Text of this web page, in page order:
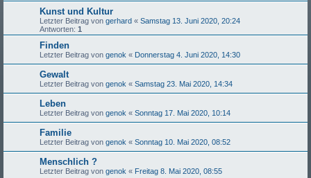
Kunst und Kultur
Letzter Beitrag von gerhard « Samstag 13. Juni 2020, 20:24
Antworten: 1
Finden
Letzter Beitrag von genok « Donnerstag 4. Juni 2020, 14:30
Gewalt
Letzter Beitrag von genok « Samstag 23. Mai 2020, 14:34
Leben
Letzter Beitrag von genok « Sonntag 17. Mai 2020, 10:14
Familie
Letzter Beitrag von genok « Sonntag 10. Mai 2020, 08:52
Menschlich ?
Letzter Beitrag von genok « Freitag 8. Mai 2020, 08:55